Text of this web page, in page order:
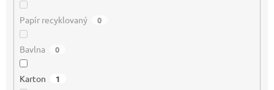
Papír recyklovaný 0
Bavlna 0
Karton 1